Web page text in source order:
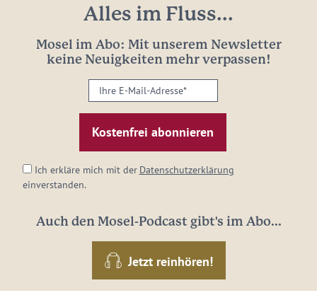
Alles im Fluss...
Mosel im Abo: Mit unserem Newsletter
keine Neuigkeiten mehr verpassen!
Ihre
E-
Mail-
Adresse:
Ich erkläre mich mit der Datenschutzerklärung
einverstanden.
Auch den Mosel-Podcast gibt's im Abo...
Jetzt reinhören!